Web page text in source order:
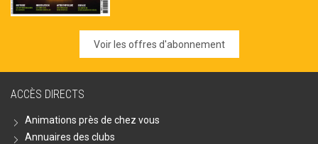
Voir les offres d'abonnement
ACCÈS DIRECTS
Animations près de chez vous
Annuaires des clubs